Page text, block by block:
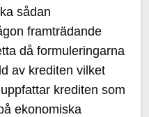
sådan
framträdande
då formuleringarna
av krediten vilket
krediten som
ekonomiska